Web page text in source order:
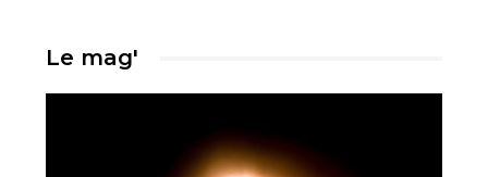
Le mag'